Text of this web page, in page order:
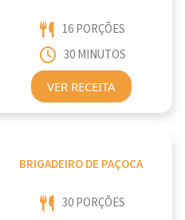
16 PORÇÕES
30 MINUTOS
VER RECEITA
BRIGADEIRO DE PAÇOCA
30 PORÇÕES